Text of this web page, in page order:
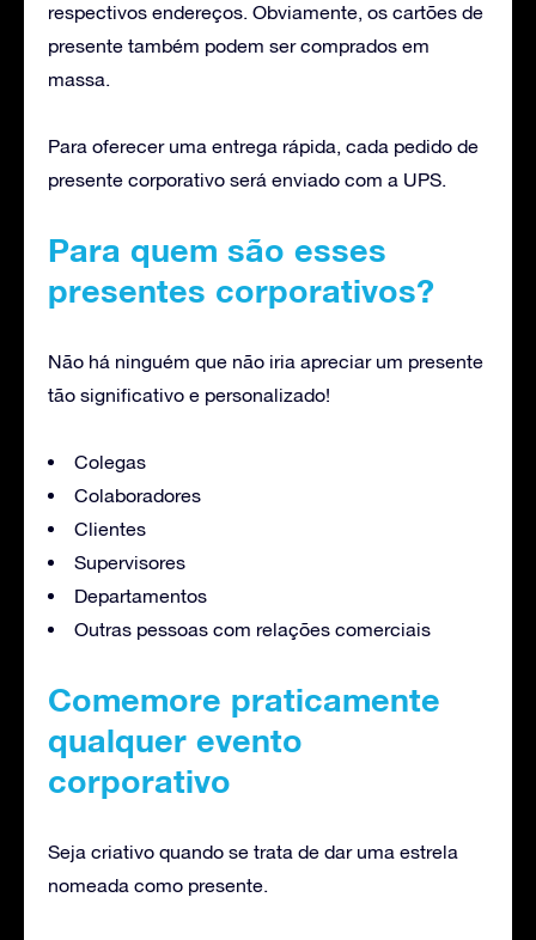
respectivos endereços. Obviamente, os cartões de
presente também podem ser comprados em
massa.
Para oferecer uma entrega rápida, cada pedido de
presente corporativo será enviado com a UPS.
Para quem são esses
presentes corporativos?
Não há ninguém que não iria apreciar um presente
tão significativo e personalizado!
Colegas
Colaboradores
Clientes
Supervisores
Departamentos
Outras pessoas com relações comerciais
Comemore praticamente
qualquer evento
corporativo
Seja criativo quando se trata de dar uma estrela
nomeada como presente.